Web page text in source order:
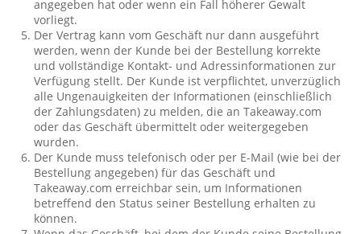
angegeben hat oder wenn ein Fall höherer Gewalt
vorliegt.
Der Vertrag kann vom Geschäft nur dann ausgeführt
werden, wenn der Kunde bei der Bestellung korrekte
und vollständige Kontakt- und Adressinformationen zur
Verfügung stellt. Der Kunde ist verpflichtet, unverzüglich
alle Ungenauigkeiten der Informationen (einschließlich
der Zahlungsdaten) zu melden, die an Takeaway.com
oder das Geschäft übermittelt oder weitergegeben
wurden.
Der Kunde muss telefonisch oder per E-Mail (wie bei der
Bestellung angegeben) für das Geschäft und
Takeaway.com erreichbar sein, um Informationen
betreffend den Status seiner Bestellung erhalten zu
können.